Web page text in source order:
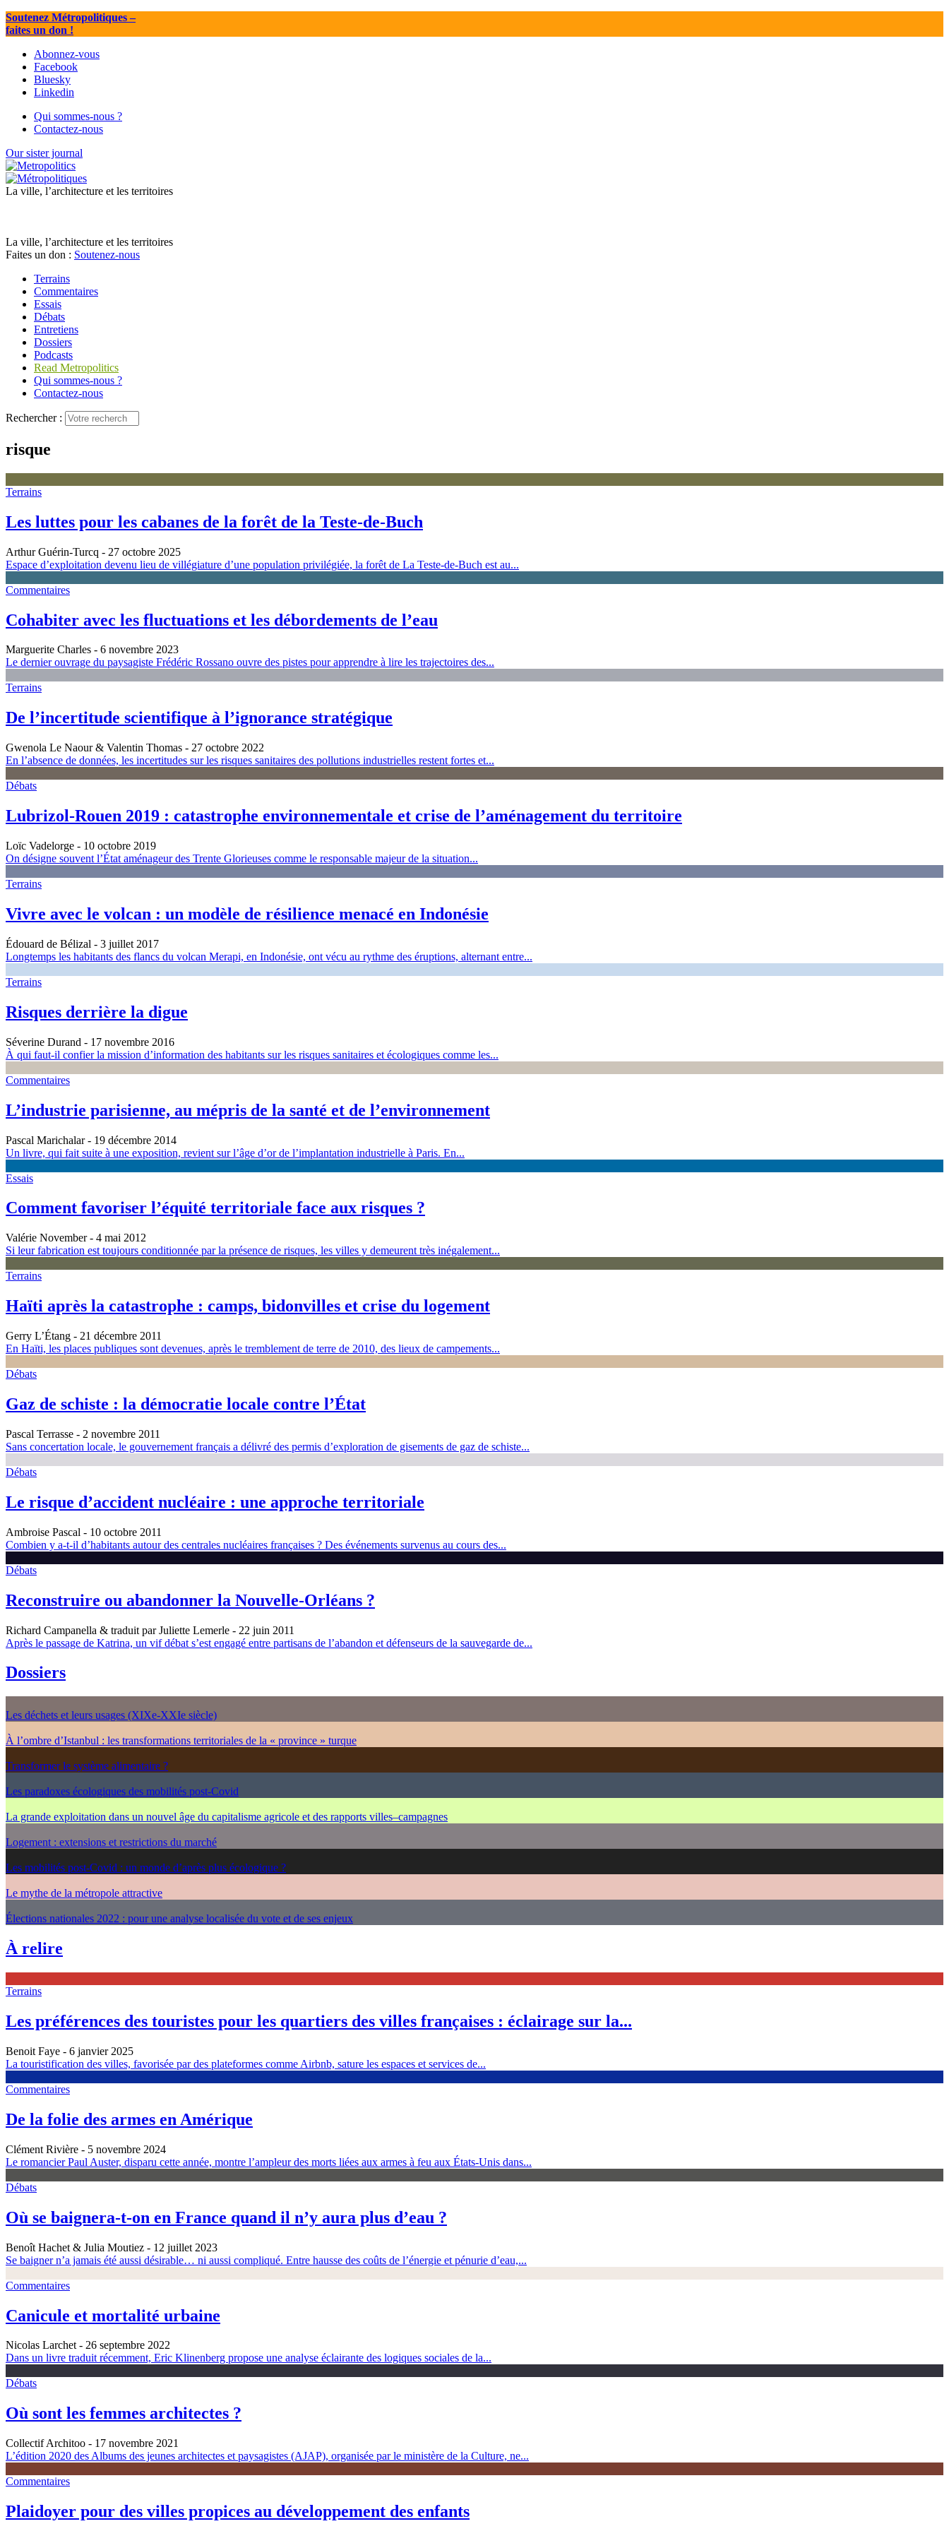
Soutenez Métropolitiques–
faites un don !
Abonnez-vous
Facebook
Bluesky
Linkedin
Qui sommes-nous ?
Contactez-nous
Our sister journal
La ville, l’architecture et les territoires
La ville, l’architecture et les territoires
Faites un don : Soutenez-nous
Terrains
Commentaires
Essais
Débats
Entretiens
Dossiers
Podcasts
Read Metropolitics
Qui sommes-nous ?
Contactez-nous
Rechercher :
risque
Terrains
Les luttes pour les cabanes de la forêt de la Teste-de-Buch
Arthur Guérin-Turcq - 27 octobre 2025
Espace d’exploitation devenu lieu de villégiature d’une population privilégiée, la forêt de La Teste-de-Buch est au...
Commentaires
Cohabiter avec les fluctuations et les débordements de l’eau
Marguerite Charles - 6 novembre 2023
Le dernier ouvrage du paysagiste Frédéric Rossano ouvre des pistes pour apprendre à lire les trajectoires des...
Terrains
De l’incertitude scientifique à l’ignorance stratégique
Gwenola Le Naour & Valentin Thomas - 27 octobre 2022
En l’absence de données, les incertitudes sur les risques sanitaires des pollutions industrielles restent fortes et...
Débats
Lubrizol-Rouen 2019 : catastrophe environnementale et crise de l’aménagement du territoire
Loïc Vadelorge - 10 octobre 2019
On désigne souvent l’État aménageur des Trente Glorieuses comme le responsable majeur de la situation...
Terrains
Vivre avec le volcan : un modèle de résilience menacé en Indonésie
Édouard de Bélizal - 3 juillet 2017
Longtemps les habitants des flancs du volcan Merapi, en Indonésie, ont vécu au rythme des éruptions, alternant entre...
Terrains
Risques derrière la digue
Séverine Durand - 17 novembre 2016
À qui faut-il confier la mission d’information des habitants sur les risques sanitaires et écologiques comme les...
Commentaires
L’industrie parisienne, au mépris de la santé et de l’environnement
Pascal Marichalar- 19 décembre 2014
Un livre, qui fait suite à une exposition, revient sur l’âge d’or de l’implantation industrielle à Paris. En...
Essais
Comment favoriser l’équité territoriale face aux risques ?
Valérie November- 4 mai 2012
Si leur fabrication est toujours conditionnée par la présence de risques, les villes y demeurent très inégalement...
Terrains
Haïti après la catastrophe : camps, bidonvilles et crise du logement
Gerry L’Étang - 21 décembre 2011
En Haïti, les places publiques sont devenues, après le tremblement de terre de 2010, des lieux de campements...
Débats
Gaz de schiste : la démocratie locale contre l’État
Pascal Terrasse - 2 novembre 2011
Sans concertation locale, le gouvernement français a délivré des permis d’exploration de gisements de gaz de schiste...
Débats
Le risque d’accident nucléaire : une approche territoriale
Ambroise Pascal - 10 octobre 2011
Combien y a-t-il d’habitants autour des centrales nucléaires françaises ? Des événements survenus au cours des...
Débats
Reconstruire ou abandonner la Nouvelle-Orléans ?
Richard Campanella & traduit par Juliette Lemerle - 22 juin 2011
Après le passage de Katrina, un vif débat s’est engagé entre partisans de l’abandon et défenseurs de la sauvegarde de...
Dossiers
Les déchets et leurs usages (XIXe-XXIe siècle)
À l’ombre d’Istanbul : les transformations territoriales de la « province » turque
Transformer le système alimentaire ?
Les paradoxes écologiques des mobilités post-Covid
La grande exploitation dans un nouvel âge du capitalisme agricole et des rapports villes–campagnes
Logement : extensions et restrictions du marché
Les mobilités post-Covid : un monde d’après plus écologique ?
Le mythe de la métropole attractive
Élections nationales 2022 : pour une analyse localisée du vote et de ses enjeux
À relire
Terrains
Les préférences des touristes pour les quartiers des villes françaises : éclairage sur la...
Benoit Faye - 6 janvier 2025
La touristification des villes, favorisée par des plateformes comme Airbnb, sature les espaces et services de...
Commentaires
De la folie des armes en Amérique
Clément Rivière - 5 novembre 2024
Le romancier Paul Auster, disparu cette année, montre l’ampleur des morts liées aux armes à feu aux États-Unis dans...
Débats
Où se baignera-t-on en France quand il n’y aura plus d’eau ?
Benoît Hachet & Julia Moutiez - 12 juillet 2023
Se baigner n’a jamais été aussi désirable… ni aussi compliqué. Entre hausse des coûts de l’énergie et pénurie d’eau,...
Commentaires
Canicule et mortalité urbaine
Nicolas Larchet- 26 septembre 2022
Dans un livre traduit récemment, Eric Klinenberg propose une analyse éclairante des logiques sociales de la...
Débats
Où sont les femmes architectes ?
Collectif Architoo - 17 novembre 2021
L’édition 2020 des Albums des jeunes architectes et paysagistes (AJAP), organisée par le ministère de la Culture, ne...
Commentaires
Plaidoyer pour des villes propices au développement des enfants